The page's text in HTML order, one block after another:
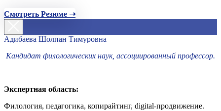
Смотреть Резюме ➝
Адибаева Шолпан Тимуровна
Кандидат филологических наук, ассоциированный профессор.
Экспертная область:
Филология, педагогика, копирайтинг, digital-продвижение.